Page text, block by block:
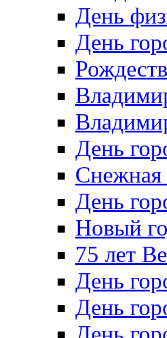
День
День
День
Снежная
День
Новый
75 лет
День
День